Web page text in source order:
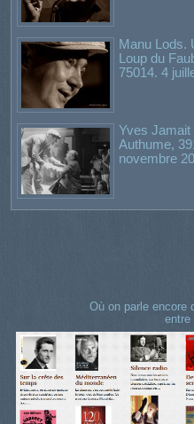
Manu Lods.
Loup du
75014. 4
Yves Jamait
Authume,
novembre
Où on parle encore
entre